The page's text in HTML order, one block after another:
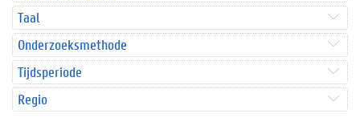
Taal
Onderzoeksmethode
Tijdsperiode
Regio